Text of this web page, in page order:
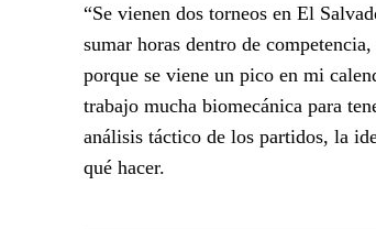
“Se vienen dos torneos en El
sumar horas dentro de
porque se viene un pico en mi
trabajo mucha biomecánica para
análisis táctico de los partidos, la
qué hacer.